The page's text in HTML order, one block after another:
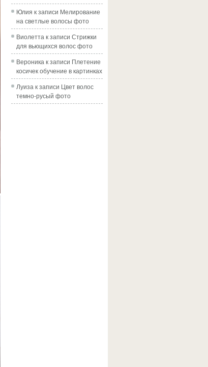
Юлия к записи Мелирование
на светлые волосы фото
Виолетта к записи Стрижки
для вьющихся волос фото
Вероника к записи Плетение
косичек обучение в картинках
Луиза к записи Цвет волос
темно-русый фото